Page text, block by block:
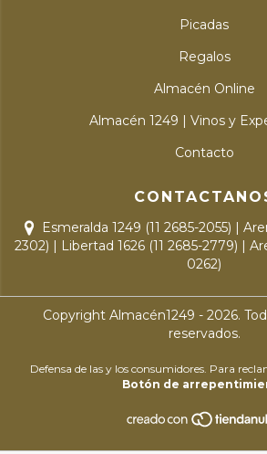
Picadas
Regalos
Almacén Online
Almacén 1249 | Vinos y
Contacto
Esmeralda 1249 (11 2685-2055) |
2302) | Libertad 1626 (11 2685-2779) |
0262)
Copyright Almacén1249 - 2026.
reservados.
Defensa de las y los consumidores. Para
Botón de